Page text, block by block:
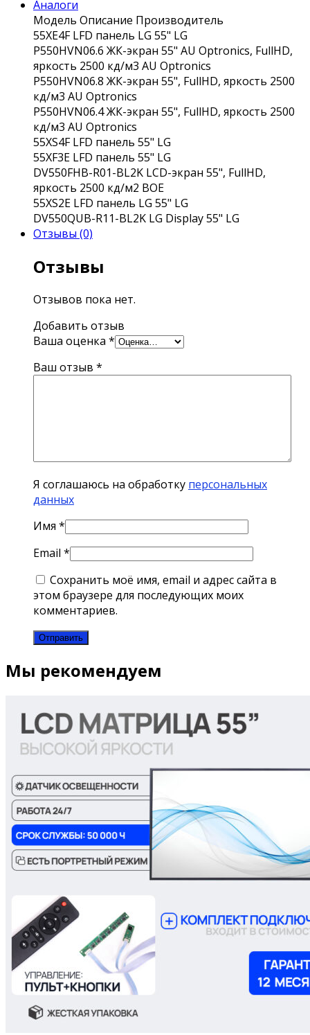
Аналоги
Модель Описание Производитель
55XE4F LFD панель LG 55" LG
P550HVN06.6 ЖК-экран 55" AU Optronics, FullHD,
яркость 2500 кд/м3 AU Optronics
P550HVN06.8 ЖК-экран 55", FullHD, яркость 2500
кд/м3 AU Optronics
P550HVN06.4ЖК-экран 55", FullHD, яркость 2500
кд/м3 AU Optronics
55XS4F LFD панель 55" LG
55XF3E LFD панель 55" LG
DV550FHB-R01-BL2K LCD-экран 55", FullHD,
яркость 2500 кд/м2 BOE
55XS2E LFD панель LG 55" LG
DV550QUB-R11-BL2K LG Display 55" LG
Отзывы (0)
Отзывы
Отзывов пока нет.
Добавить отзыв
Ваша оценка *
Ваш отзыв *
Я соглашаюсь на обработку персональных
данных
Имя *
Email *
Сохранить моё имя, email и адрес сайта в
этом браузере для последующих моих
комментариев.
Мы рекомендуем